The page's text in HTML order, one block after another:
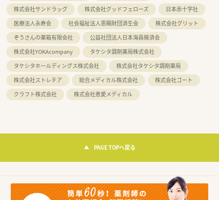
株式会社サンドラッグ
株式会社グッドフェローズ
日本赤十字社
医療法人永寿会
社会福祉法人恩賜財団済生会
株式会社グリット
ぞうさんの薬箱有限会社
公益社団法人日本海員掖済会
株式会社YOKAcompany
タケシタ調剤薬局株式会社
タケシタホールディングス株式会社
株式会社タケシタ調剤薬局
株式会社ストレチア
総合メディカル株式会社
株式会社ゴート
クラフト株式会社
株式会社恵愛メディカル
PAGE TOPへ戻る